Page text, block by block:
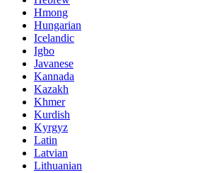
Hmong
Hungarian
Icelandic
Igbo
Javanese
Kannada
Kazakh
Khmer
Kurdish
Kyrgyz
Latin
Latvian
Lithuanian